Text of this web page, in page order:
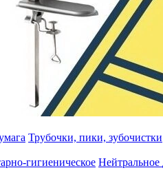
Трубочки, пики, зубочистки
гигиеническое Нейтральное